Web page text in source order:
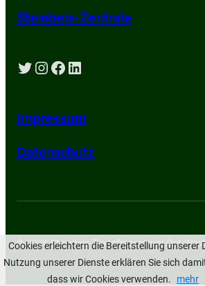
Steinbeis-Zentrale
Twitter Instagram Facebook LinkedIn
Impressum
Datenschutz
© 2026 Steinbeis-Transferzentrum Ost-
Cookies erleichtern die Bereitstellung unserer
Nutzung unserer Dienste erklären Sie sich
dass wir Cookies verwenden.
mehr